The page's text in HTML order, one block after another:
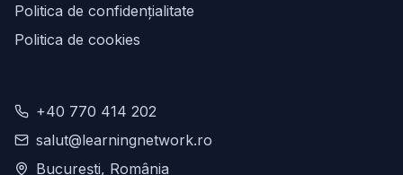
Politica de confidențialitate
Politica de cookies
+40 770 414 202
salut@learningnetwork.ro
București, România